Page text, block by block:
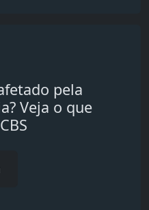
pela
Veja o que